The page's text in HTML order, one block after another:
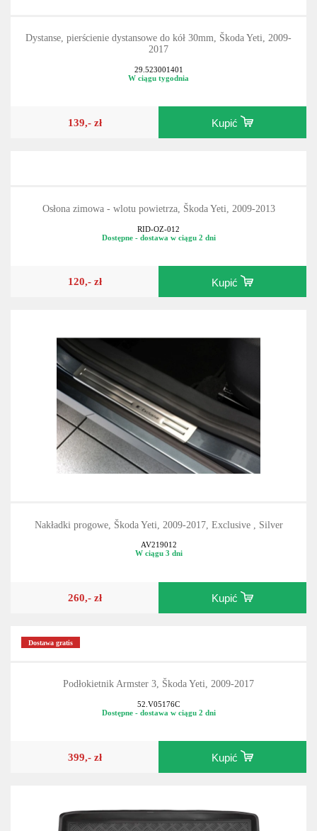
Dystanse, pierścienie dystansowe do kół 30mm, Škoda Yeti, 2009-
2017
29.523001401
W ciągu tygodnia
139,- zł Kupić
Osłona zimowa - wlotu powietrza, Škoda Yeti, 2009-2013
RID-OZ-012
Dostępne - dostawa w ciągu 2 dni
120,- zł Kupić
Nakładki progowe, Škoda Yeti, 2009-2017, Exclusive , Silver
AV219012
W ciągu 3 dni
260,- zł Kupić
Dostawa gratis
Podłokietnik Armster 3, Škoda Yeti, 2009-2017
52.V05176C
Dostępne - dostawa w ciągu 2 dni
399,- zł Kupić